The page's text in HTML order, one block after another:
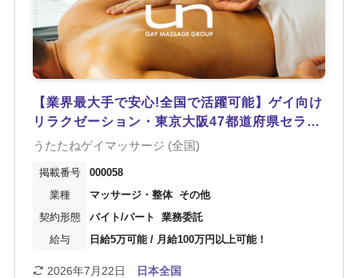
【業界最大手で安心!全国で活躍可能】ゲイ向け
リラクゼーション・東京大阪47都道府県セラピ
スト募集!経験者はもちろん未経験も充実した研
待機シフト提出なし!
うたたねゲイマッサージ (全国)
000058
マッサージ・整体
その他
バイト/パート
業務委託
日給5万可能 / 月給100万円以上可能！
2026年7月22日 日本全国